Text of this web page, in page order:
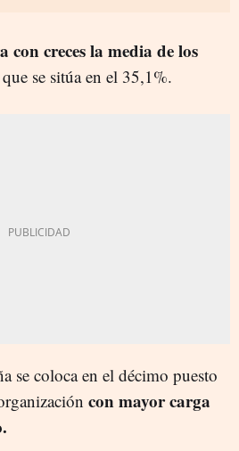
con creces la media de los
se sitúa en el 35,1%.
se coloca en el décimo puesto
con mayor carga